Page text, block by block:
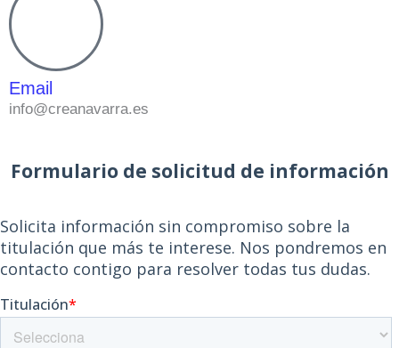
Email
info@creanavarra.es